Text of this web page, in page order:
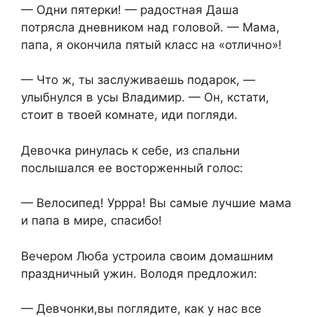
— Одни пятерки! — радостная Даша
потрясла дневником над головой. — Мама,
папа, я окончила пятый класс на «отлично»!
— Что ж, ты заслуживаешь подарок, —
улыбнулся в усы Владимир. — Он, кстати,
стоит в твоей комнате, иди погляди.
Девочка ринулась к себе, из спальни
послышался ее восторженный голос:
— Велосипед! Уррра! Вы самые лучшие мама
и папа в мире, спасибо!
Вечером Люба устроила своим домашним
праздничный ужин. Володя предложил:
— Девчонки,вы поглядите, как у нас все